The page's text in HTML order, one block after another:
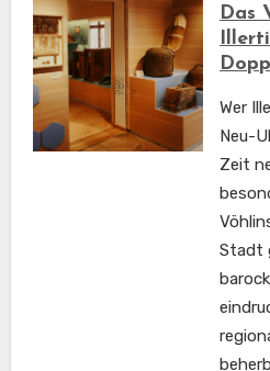
Das
Wer
Neu-
Zeit
Stadt